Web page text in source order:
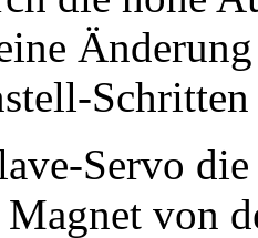
Servo
Magnet von